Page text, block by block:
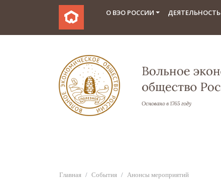
О ВЭО РОССИИ ДЕЯТЕЛЬНОСТЬ
Главная События Анонсы мероприятий